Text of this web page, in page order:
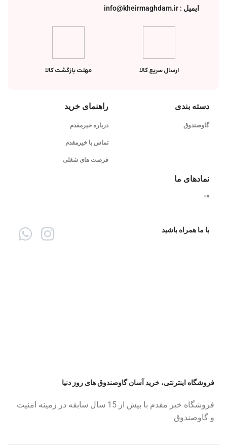
ایمیل : info@kheirmaghdam.ir
ارسال سریع کالا مهلت بازگشت کالا
دسته بندی
گاوصندوق
راهنمای خرید
درباره خیرمقدم
تماس با خیرمقدم
فرصت های شغلی
نمادهای ما
"
"
با ما همراه باشید
فروشگاه اینترنتی، خرید آسان گاوصندوق های روز دنیا
فروشگاه خیر مقدم با بیش از 15 سال سابقه در زمینه امنیت
و گاوصندوق